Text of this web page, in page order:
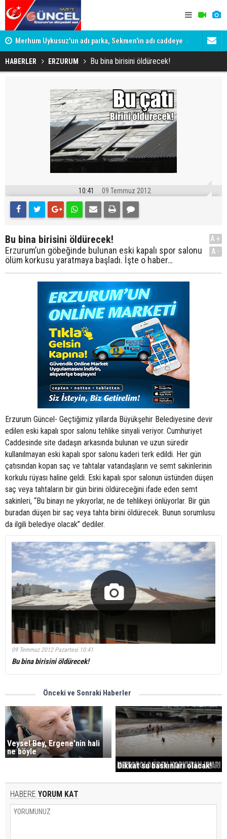
Merhum Uykusuz'un adı parka, Sekmen'in adı caddeye
verildi
HABERLER ERZURUM Bu bina birisini öldürecek!
10:41 09 Temmuz 2012
Bu bina birisini öldürecek!
Erzurum’un göbeğinde bulunan eski kapalı spor salonu
ölüm korkusu yaratmaya başladı. İşte o haber…
A+
A-
Erzurum Güncel- Geçtiğimiz yıllarda Büyükşehir Belediyesine devir
edilen eski kapalı spor salonu tehlike sinyali veriyor. Cumhuriyet
Caddesinde site dadaşın arkasında bulunan ve uzun süredir
kullanılmayan eski kapalı spor salonu kaderi terk edildi. Her gün
çatısından kopan saç ve tahtalar vatandaşların ve semt sakinlerinin
korkulu rüyası haline geldi. Eski kapalı spor salonun üstünden düşen
saç veya tahtaların bir gün birini öldüreceğini ifade eden semt
sakinleri, “Bu binayı ne yıkıyorlar, ne de tehlikeyi önlüyorlar. Bir gün
buradan düşen bir saç veya tahta birini öldürecek. Bunun sorumlusu
da ilgili belediye olacak” dediler.
09 Temmuz 2012 Pazartesi 10:41
Bu bina birisini öldürecek!
Önceki ve Sonraki Haberler
Veysel Bey, Ergene'nin hali
ne böyle
Dikkat su baskınları olacak!
HABERE YORUM KAT